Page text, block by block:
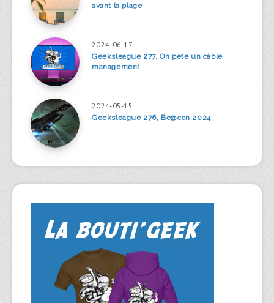
avant la plage
2024-06-17
Geeksleague 277, On pète un câble
management
2024-05-15
Geeksleague 276, Be@con 2024